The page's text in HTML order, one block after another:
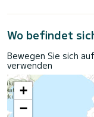
Wo befindet
Bewegen Sie sich
verwenden
+
−